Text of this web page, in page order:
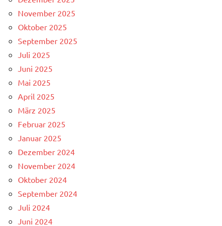
November 2025
Oktober 2025
September 2025
Juli 2025
Juni 2025
Mai 2025
April 2025
März 2025
Februar 2025
Januar 2025
Dezember 2024
November 2024
Oktober 2024
September 2024
Juli 2024
Juni 2024